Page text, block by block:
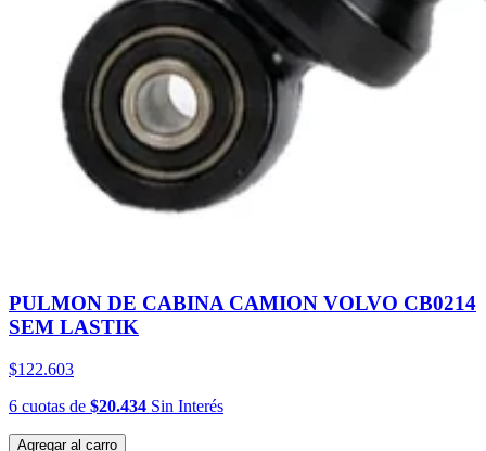
PULMON DE CABINA CAMION VOLVO CB0214
SEM LASTIK
$122.603
6 cuotas de $20.434 Sin Interés
Agregar al carro